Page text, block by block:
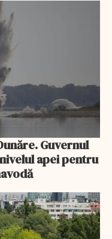
Guvernul
apei pentru